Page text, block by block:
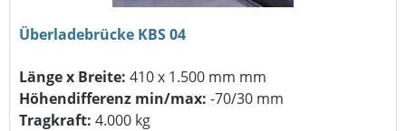
Überladebrücke KBS 04
Länge x Breite: 410 x 1.500 mm mm
Höhendifferenz min/max: -70/30 mm
Tragkraft: 4.000 kg